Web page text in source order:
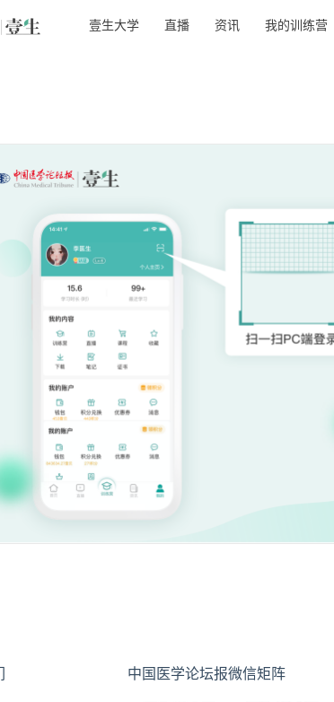
壹生大学 直播 资讯 我的训练营
中国医学论坛报微信矩阵